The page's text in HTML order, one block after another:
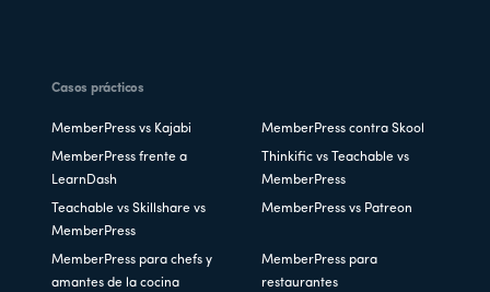
Casos prácticos
MemberPress vs Kajabi MemberPress contra Skool
MemberPress frente a
LearnDash
Thinkific vs Teachable vs
MemberPress
Teachable vs Skillshare vs
MemberPress
MemberPress vs Patreon
MemberPress para chefs y
amantes de la cocina
MemberPress para
restaurantes